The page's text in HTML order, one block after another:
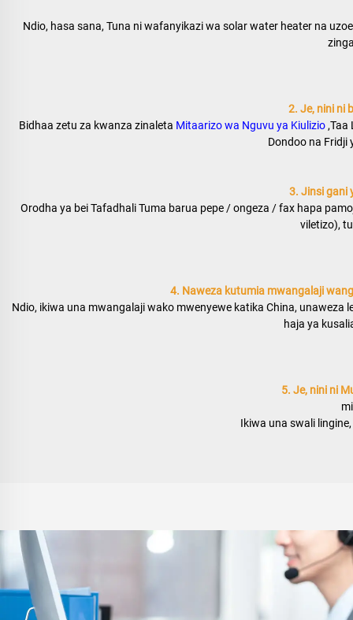
Ndio, hasa sana, Tuna ni wafanyikazi wa solar water heater na
2. Je, nini ni
Bidhaa zetu za kwanza zinaleta Mitaarizo wa Nguvu ya Kiulizio ,Taa
Dondoo na Fridji
3. Jinsi gani
Orodha ya bei Tafadhali Tuma barua pepe / ongeza / fax hapa
viletizo),
4. Naweza kutumia mwangalaji
Ndio, ikiwa una mwangalaji wako mwenyewe katika China,
haja ya
5. Je, nini ni
Ikiwa una swali